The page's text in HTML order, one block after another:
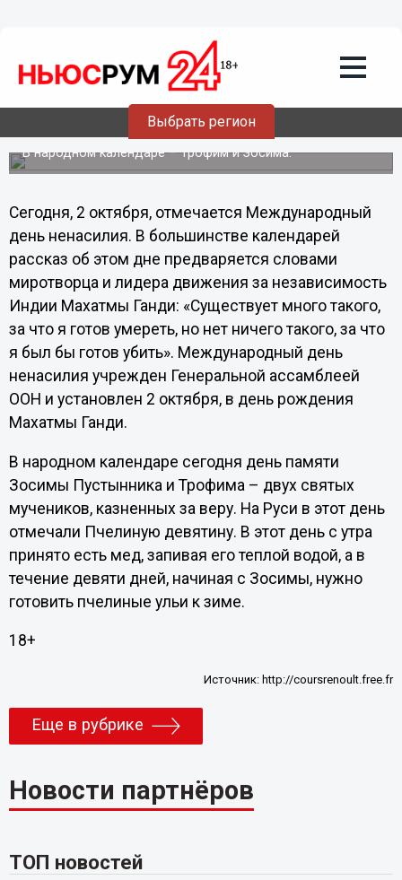
Выбрать регион
02.10.201217:26
Сегодня Международный день
В народном календаре – Трофим и Зосима.
Сегодня, 2 октября, отмечается Международный
день ненасилия. В большинстве календарей
рассказ об этом дне предваряется словами
миротворца и лидера движения за независимость
Индии Махатмы Ганди: «Существует много такого,
за что я готов умереть, но нет ничего такого, за что
я был бы готов убить». Международный день
ненасилия учрежден Генеральной ассамблеей
ООН и установлен 2 октября, в день рождения
Махатмы Ганди.
В народном календаре сегодня день памяти
Зосимы Пустынника и Трофима – двух святых
мучеников, казненных за веру. На Руси в этот день
отмечали Пчелиную девятину. В этот день с утра
принято есть мед, запивая его теплой водой, а в
течение девяти дней, начиная с Зосимы, нужно
готовить пчелиные ульи к зиме.
18+
Источник: http://coursrenoult.free.fr
Еще в рубрике
Новости партнёров
ТОП новостей